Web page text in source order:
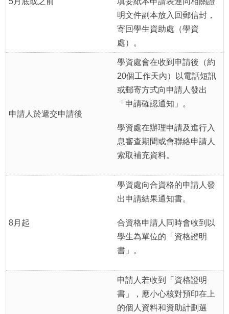
明文件副本放入回郵信封，
寄回學生資助處（學資
處）。
申請人於遞交申請後
學資處會在收到申請後（約
20個工作天內）以電話短訊
或郵寄方式向申請人發出
「申請確認通知」。
學資處在辦理申請及進行入
息審查期間或會聯絡申請人
索取補充資料。
8月起
學資處向合資格的申請人發
出申請結果通知書。
合資格申請人同時會收到以
學生為單位的「資格證明
書」。
申請人若收到「資格證明
書」，應小心核對預印在上
的個人資料和資助計劃選